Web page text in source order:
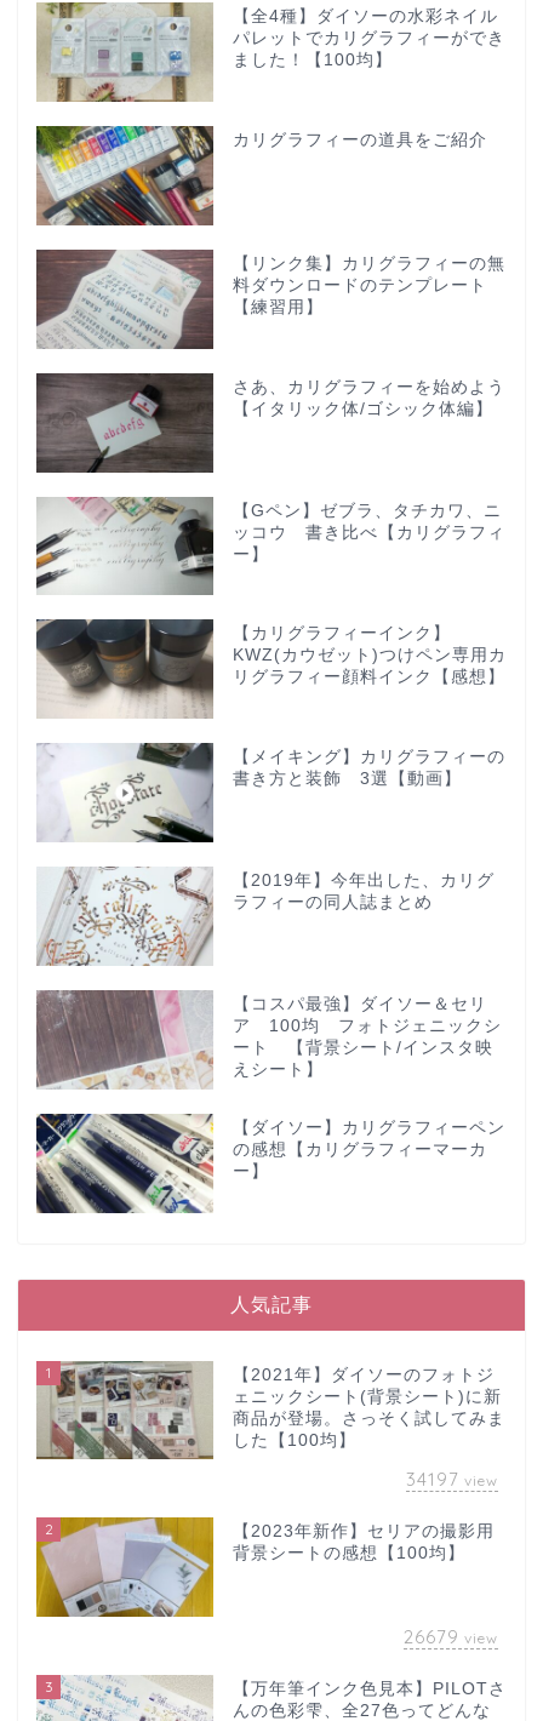
【全4種】ダイソーの水彩ネイル
パレットでカリグラフィーができ
ました！【100均】
カリグラフィーの道具をご紹介
【リンク集】カリグラフィーの無
料ダウンロードのテンプレート
【練習用】
さあ、カリグラフィーを始めよう
【イタリック体/ゴシック体編】
【Gペン】ゼブラ、タチカワ、ニ
ッコウ 書き比べ【カリグラフィ
ー】
【カリグラフィーインク】
KWZ(カウゼット)つけペン専用カ
リグラフィー顔料インク【感想】
【メイキング】カリグラフィーの
書き方と装飾 3選【動画】
【2019年】今年出した、カリグ
ラフィーの同人誌まとめ
【コスパ最強】ダイソー＆セリ
ア 100均 フォトジェニックシ
ート 【背景シート/インスタ映
えシート】
【ダイソー】カリグラフィーペン
の感想【カリグラフィーマーカ
ー】
人気記事
1
【2021年】ダイソーのフォトジ
ェニックシート(背景シート)に新
商品が登場。さっそく試してみま
した【100均】
34197 view
2
【2023年新作】セリアの撮影用
背景シートの感想【100均】
26679 view
3
【万年筆インク色見本】PILOTさ
んの色彩雫、全27色ってどんな